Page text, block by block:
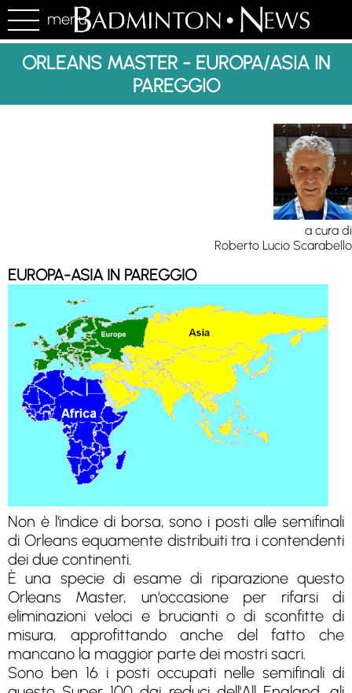
menu
ORLEANS MASTER - EUROPA/ASIA IN
PAREGGIO
a cura di
Roberto Lucio Scarabello
EUROPA-ASIA IN PAREGGIO
Non è l'indice di borsa, sono i posti alle semifinali
di Orleans equamente distribuiti tra i contendenti
dei due continenti.
È una specie di esame di riparazione questo
Orleans Master, un'occasione per rifarsi di
eliminazioni veloci e brucianti o di sconfitte di
misura, approfittando anche del fatto che
mancano la maggior parte dei mostri sacri.
Sono ben 16 i posti occupati nelle semifinali di